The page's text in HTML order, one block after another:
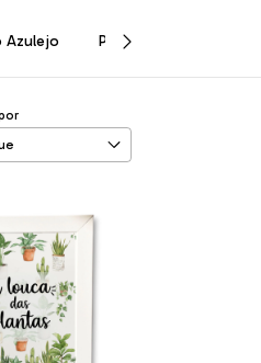
Azulejo Presentes ♥